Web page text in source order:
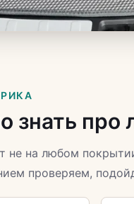
знать про
не на любом
проверяем,